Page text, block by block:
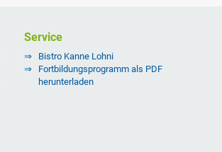
Service
Bistro Kanne Lohni
Fortbildungsprogramm als PDF
herunterladen